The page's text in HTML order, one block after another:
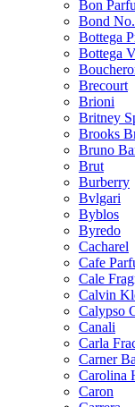
Bon
Bond
Bottega
Bottega
Brecourt
Brioni
Britney
Brooks
Bruno
Brut
Burberry
Bvlgari
Byblos
Byredo
Cacharel
Cafe
Cale
Calvin
Calypso
Canali
Carla
Carner
Carolina
Caron